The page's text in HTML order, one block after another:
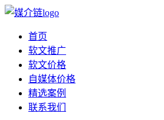
首页
软文推广
软文价格
自媒体价格
精选案例
联系我们